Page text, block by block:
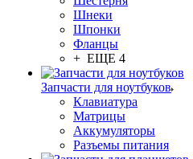
Шнеки
Шпонки
Фланцы
+ ЕЩЕ 4
Запчасти для ноутбуков
Клавиатура
Матрицы
Аккумуляторы
Разъемы питания